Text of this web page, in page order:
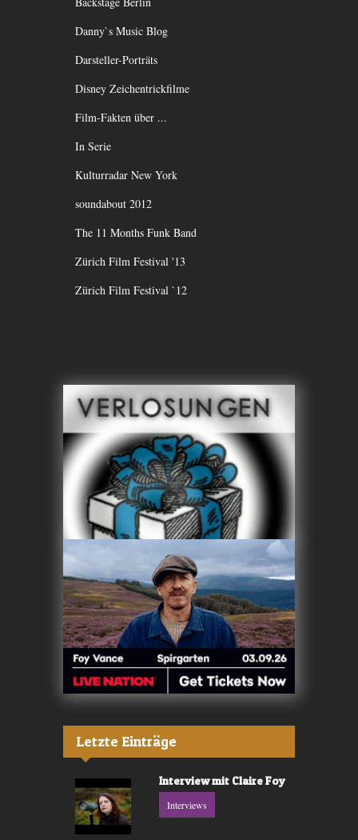
Danny`s Music Blog
Darsteller-Porträts
Disney Zeichentrickfilme
Film-Fakten über ...
In Serie
Kulturradar New York
soundabout 2012
The 11 Months Funk Band
Zürich Film Festival '13
Zürich Film Festival `12
Letzte Einträge
Interview mit Claire Foy
Interviews